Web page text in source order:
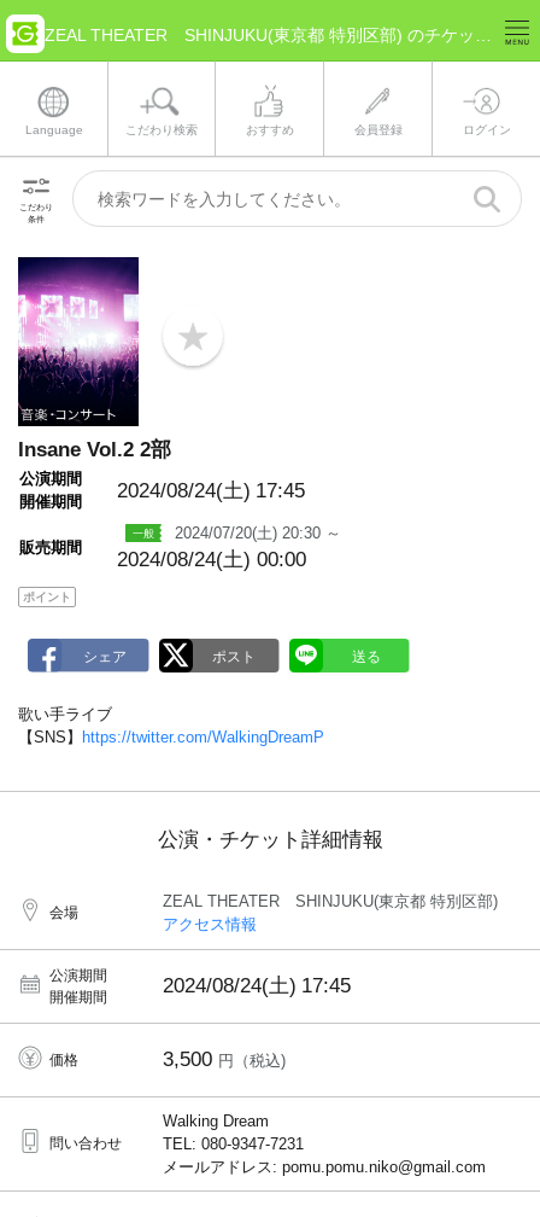
Language こだわり検索 おすすめ 会員登録 ログイン
こだわり
条件
b
o
Insane Vol.2 2部
公演期間
開催期間
2024/08/24(土) 17:45
販売期間
2024/07/20(土) 20:30 ～
2024/08/24(土) 00:00
ポイント
歌い手ライブ
【SNS】
https://twitter.com/WalkingDreamP
公演・チケット詳細情報
会場
ZEAL THEATER SHINJUKU(東京都 特別区部)
アクセス情報
公演期間
開催期間
2024/08/24(土) 17:45
価格 3,500 円（税込)
問い合わせ
Walking Dream
TEL: 080-9347-7231
メールアドレス: pomu.pomu.niko@gmail.com